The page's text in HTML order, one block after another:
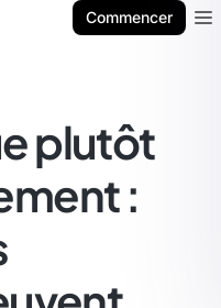
Commencer
plutôt
: